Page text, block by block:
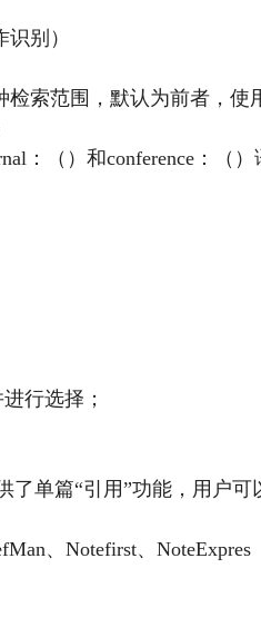
别）
索范围，默认为前者，使
（）和conference：（
行选择；
单篇“引用”功能，用户可
、Notefirst、NoteExpres